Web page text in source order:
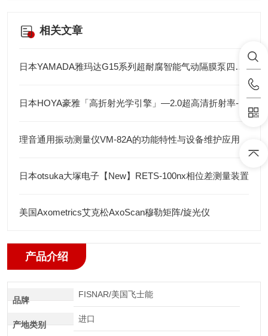
相关文章
日本YAMADA雅玛达G15系列超耐腐智能气动隔膜泵四川代理店
理音通用振动测量仪VM-82A的功能特性与设备维护应用
日本otsuka大塚电子【New】RETS-100nx相位差测量装置
美国Axometrics艾克松AxoScan穆勒矩阵/旋光仪
产品介绍
品牌
FISNAR/美国飞士能
产地类别
进口